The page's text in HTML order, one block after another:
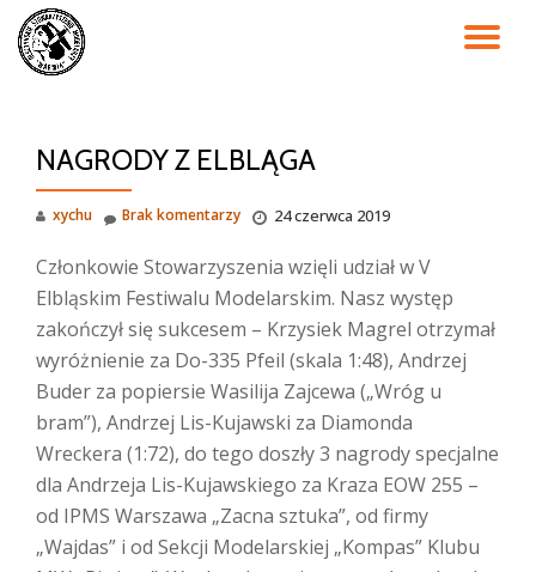
Przejdź
NAGRODY Z ELBLĄGA
xychu 24 czerwca 2019
Brak komentarzy
Członkowie Stowarzyszenia wzięli udział w V
Elbląskim Festiwalu Modelarskim. Nasz występ
zakończył się sukcesem – Krzysiek Magrel otrzymał
wyróżnienie za Do-335 Pfeil (skala 1:48), Andrzej
Buder za popiersie Wasilija Zajcewa („Wróg u
bram”), Andrzej Lis-Kujawski za Diamonda
Wreckera (1:72), do tego doszły 3 nagrody specjalne
dla Andrzeja Lis-Kujawskiego za Kraza EOW 255 –
od IPMS Warszawa „Zacna sztuka”, od firmy
„Wajdas” i od Sekcji Modelarskiej „Kompas” Klubu